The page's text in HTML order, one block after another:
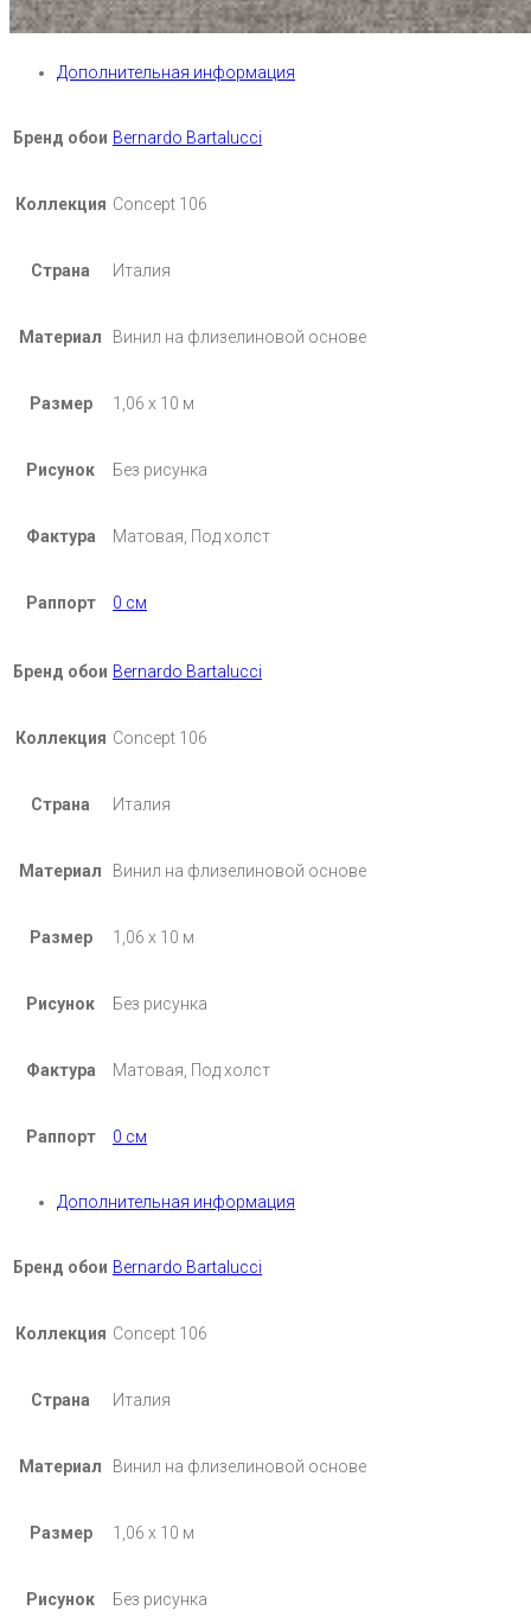
Дополнительная информация
Бренд обои Bernardo Bartalucci
Коллекция Concept 106
Страна Италия
Материал Винил на флизелиновой основе
Размер 1,06 х 10 м
Рисунок Без рисунка
Фактура Матовая, Под холст
Раппорт 0 см
Бренд обои Bernardo Bartalucci
Коллекция Concept 106
Страна Италия
Материал Винил на флизелиновой основе
Размер 1,06 х 10 м
Рисунок Без рисунка
Фактура Матовая, Под холст
Раппорт 0 см
Дополнительная информация
Бренд обои Bernardo Bartalucci
Коллекция Concept 106
Страна Италия
Материал Винил на флизелиновой основе
Размер 1,06 х 10 м
Рисунок Без рисунка